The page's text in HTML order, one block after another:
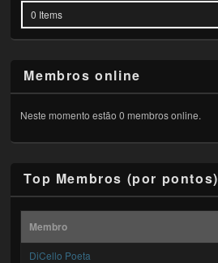
0 Items
Membros online
Neste momento estão 0 membros online.
Top Membros (por pontos)
Membro
DiCello Poeta